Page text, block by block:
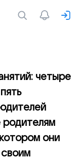
четыре
родителям
они